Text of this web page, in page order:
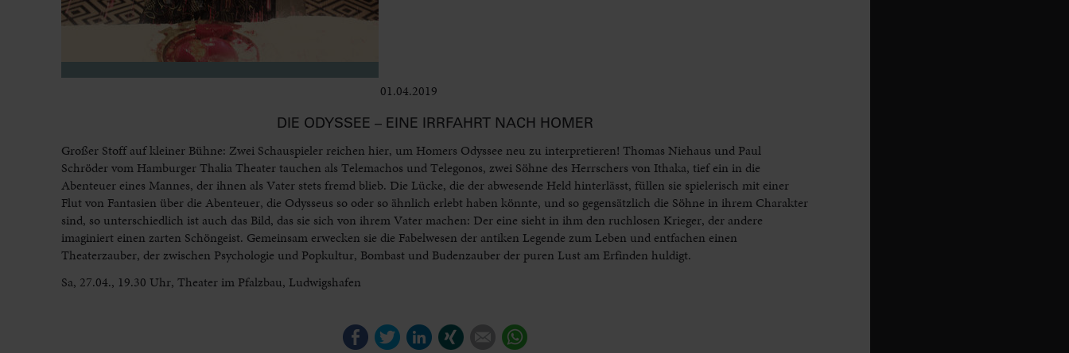
01.04.2019
DIE ODYSSEE – EINE IRRFAHRT NACH HOMER
Großer Stoff auf kleiner Bühne: Zwei Schauspieler reichen hier, um Homers Odyssee neu zu interpretieren! Thomas Niehaus und Paul
Schröder vom Hamburger Thalia Theater tauchen als Telemachos und Telegonos, zwei Söhne des Herrschers von Ithaka, tief ein in die
Abenteuer eines Mannes, der ihnen als Vater stets fremd blieb. Die Lücke, die der abwesende Held hinterlässt, füllen sie spielerisch mit einer
Flut von Fantasien über die Abenteuer, die Odysseus so oder so ähnlich erlebt haben könnte, und so gegensätzlich die Söhne in ihrem Charakter
sind, so unterschiedlich ist auch das Bild, das sie sich von ihrem Vater machen: Der eine sieht in ihm den ruchlosen Krieger, der andere
imaginiert einen zarten Schöngeist. Gemeinsam erwecken sie die Fabelwesen der antiken Legende zum Leben und entfachen einen
Theaterzauber, der zwischen Psychologie und Popkultur, Bombast und Budenzauber der puren Lust am Erfinden huldigt.
Sa, 27.04., 19.30 Uhr, Theater im Pfalzbau, Ludwigshafen
FacebookTwitterLinkedIn E-mail